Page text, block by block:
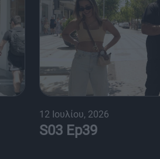
12 Ιουλίου, 2026
S03 Ep39